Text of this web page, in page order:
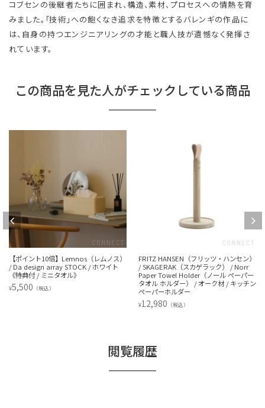
コブセンの後継者たちに囲まれ、構造、素材、プロセスへの情熱を育
みました。「技術」への飽くなき追求を特徴とするバレンギの作品に
は、自身の持つエンジニアリングの才能と職人技が遺憾なく発揮さ
れています。
この商品を見た人がチェックしている商品
【ポイント10倍】Lemnos（レムノス）
/ Da design array STOCK / ホワイト
《特典付 / ミニタオル》
5,500（税込）
FRITZ HANSEN（フリッツ・ハンセン）
/ SKAGERAK（スカゲラック） / Norr
Paper Towel Holder（ノール ペーパー
タオル ホルダー） / オーク材 / キッチン
ペーパーホルダー
12,980（税込）
閲覧履歴